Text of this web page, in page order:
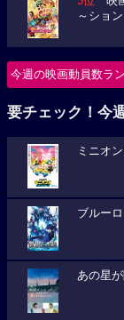
～ション
今週の映画動員数ラ
要チェック！今
ミニオ
ブルー
あの星